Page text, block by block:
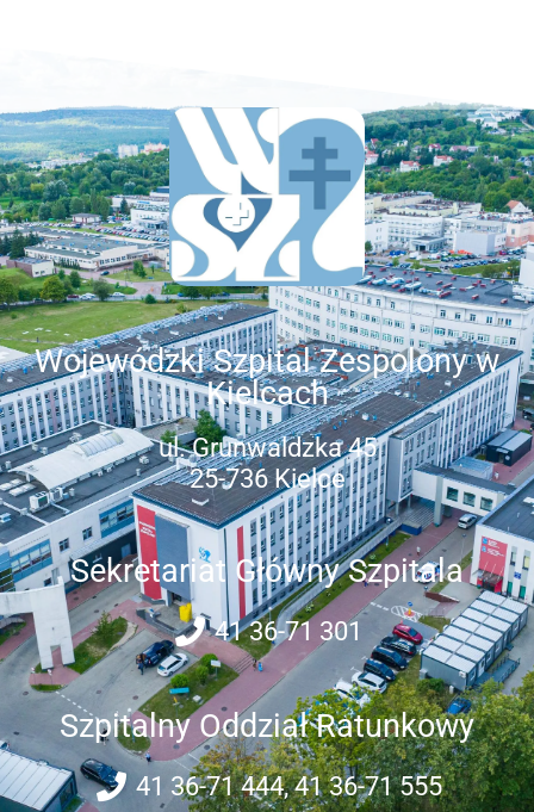
Wojewódzki Szpital Zespolony w
Kielcach
ul. Grunwaldzka 45
25-736 Kielce
Sekretariat Główny Szpitala
41 36-71 301
Szpitalny Oddział Ratunkowy
41 36-71 444, 41 36-71 555